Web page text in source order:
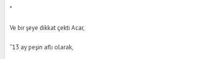
*
Ve bir şeye dikkat çekti Acar,
“13 ay peşin aflı olarak,